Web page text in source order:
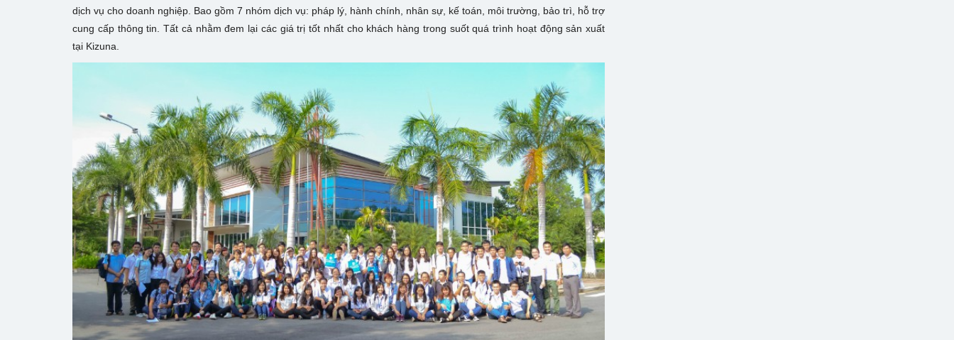
dịch vụ cho doanh nghiệp. Bao gồm 7 nhóm dịch vụ: pháp lý, hành chính, nhân sự, kế toán, môi trường, bảo trì, hỗ trợ
cung cấp thông tin. Tất cả nhằm đem lại các giá trị tốt nhất cho khách hàng trong suốt quá trình hoạt động sản xuất
tại Kizuna.